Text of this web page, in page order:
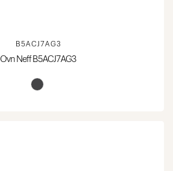
B5ACJ7AG3
Ovn Neff B5ACJ7AG3